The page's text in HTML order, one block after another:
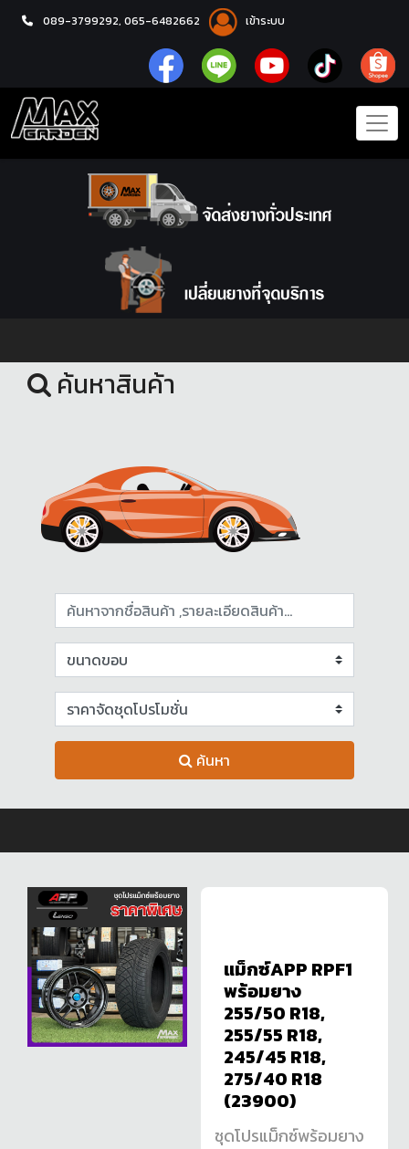
089-3799292, 065-6482662 เข้าระบบ
หน้าแรก
ค้นหาสินค้า
ค้นหา
แม็กซ์APP RPF1
พร้อมยาง
255/50 R18,
255/55 R18,
245/45 R18,
275/40 R18
(23900)
ชุดโปรแม็กซ์พร้อมยาง